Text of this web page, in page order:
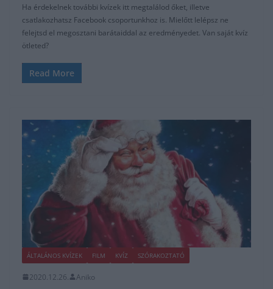
Ha érdekelnek további kvízek itt megtalálod őket, illetve
csatlakozhatsz Facebook csoportunkhoz is. Mielőtt lelépsz ne
felejtsd el megosztani barátaiddal az eredményedet. Van saját kvíz
ötleted?
Read More
ÁLTALÁNOS KVÍZEK FILM KVÍZ SZÓRAKOZTATÓ
2020.12.26. Aniko